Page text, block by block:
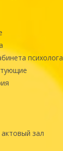
психолога
зал